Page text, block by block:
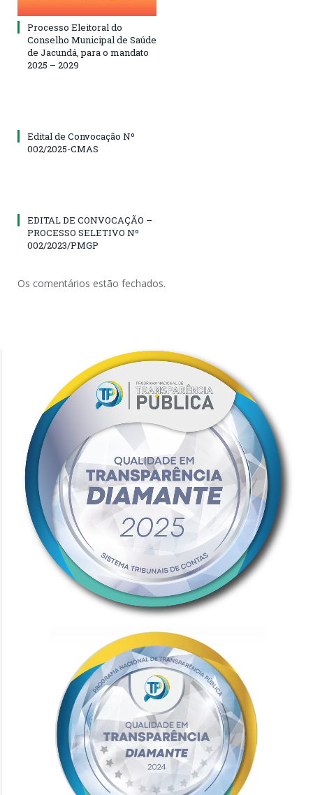
Processo Eleitoral do
Conselho Municipal de Saúde
de Jacundá, para o mandato
2025 – 2029
Edital de Convocação Nº
002/2025-CMAS
EDITAL DE CONVOCAÇÃO –
PROCESSO SELETIVO Nº
002/2023/PMGP
Os comentários estão fechados.